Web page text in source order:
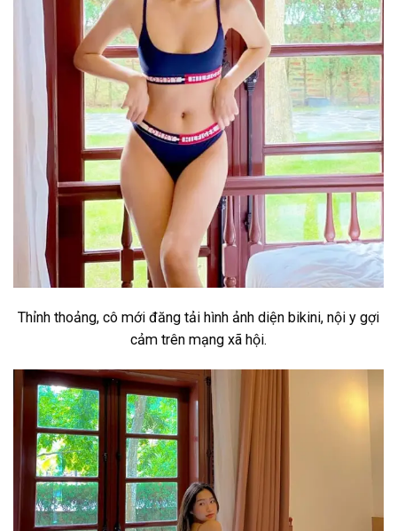
Thỉnh thoảng, cô mới đăng tải hình ảnh diện bikini, nội y gợi
cảm trên mạng xã hội.